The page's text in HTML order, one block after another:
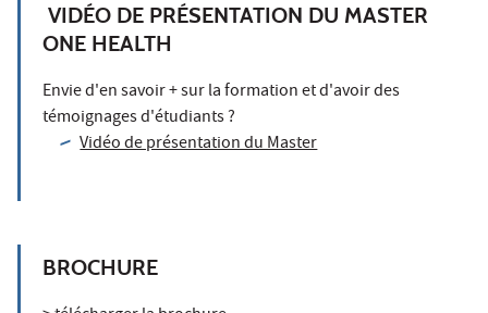
VIDÉO DE PRÉSENTATION DU MASTER
ONE HEALTH
Envie d'en savoir + sur la formation et d'avoir des
témoignages d'étudiants ?
Vidéo de présentation du Master
BROCHURE